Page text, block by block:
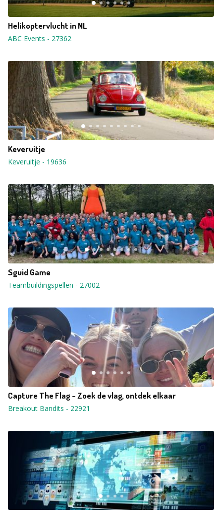
Helikoptervlucht in NL
ABC Events - 27362
Keveruitje
Keveruitje - 19636
Sguid Game
Teambuildingspellen - 27002
Capture The Flag - Zoek de vlag, ontdek elkaar
Breakout Bandits - 22921